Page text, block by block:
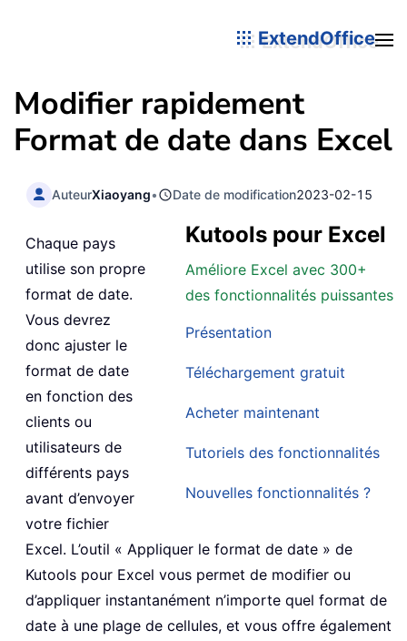
ExtendOffice
Modifier rapidement
Format de date dans Excel
AuteurXiaoyang• Date de modification2023-02-15
Kutools pour Excel
Améliore Excel avec 300+
des fonctionnalités puissantes
Présentation
Téléchargement gratuit
Acheter maintenant
Tutoriels des fonctionnalités
Nouvelles fonctionnalités ?
Chaque pays
utilise son propre
format de date.
Vous devrez
donc ajuster le
format de date
en fonction des
clients ou
utilisateurs de
différents pays
avant d’envoyer
votre fichier
Excel. L’outil « Appliquer le format de date » de
Kutools pour Excel vous permet de modifier ou
d’appliquer instantanément n’importe quel format de
date à une plage de cellules, et vous offre également